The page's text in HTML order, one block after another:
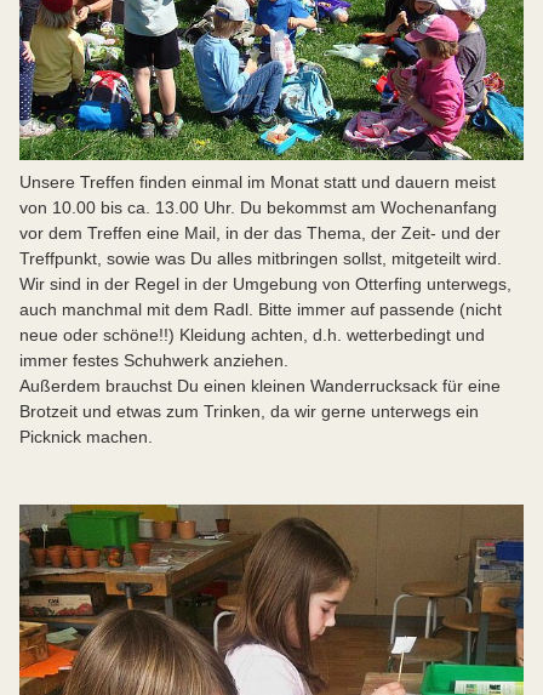
Unsere Treffen finden einmal im Monat statt und dauern meist
von 10.00 bis ca. 13.00 Uhr. Du bekommst am Wochenanfang
vor dem Treffen eine Mail, in der das Thema, der Zeit- und der
Treffpunkt, sowie was Du alles mitbringen sollst, mitgeteilt wird.
Wir sind in der Regel in der Umgebung von Otterfing unterwegs,
auch manchmal mit dem Radl. Bitte immer auf passende (nicht
neue oder schöne!!) Kleidung achten, d.h. wetterbedingt und
immer festes Schuhwerk anziehen.
Außerdem brauchst Du einen kleinen Wanderrucksack für eine
Brotzeit und etwas zum Trinken, da wir gerne unterwegs ein
Picknick machen.